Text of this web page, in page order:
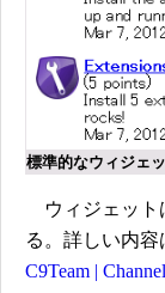
標準的なウィジェ
ウィジェット
る。詳しい内容
C9Team |